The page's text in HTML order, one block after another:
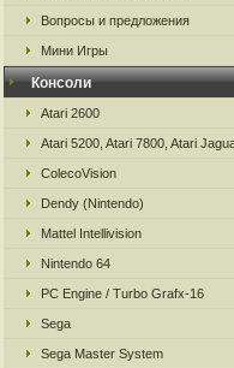
Вопросы и предложения
Мини Игры
Консоли
Atari 2600
Atari 5200, Atari 7800, Atari
ColecoVision
Dendy (Nintendo)
Mattel Intellivision
Nintendo 64
PC Engine / Turbo Grafx-16
Sega
Sega Master System